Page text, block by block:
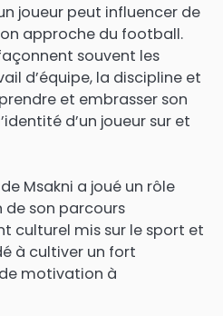
joueur peut influencer de
approche du football.
souvent les
d’équipe, la discipline et
et embrasser son
d’un joueur sur et
Msakni a joué un rôle
son parcours
culturel mis sur le sport et
à cultiver un fort
motivation à